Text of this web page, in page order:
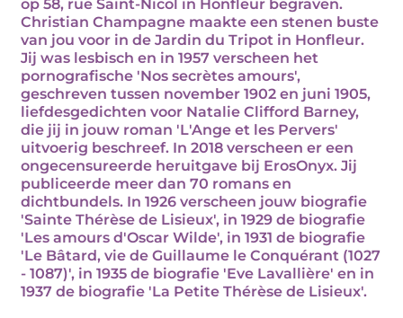
op 58, rue Saint-Nicol in Honfleur begraven.
Christian Champagne maakte een stenen buste
van jou voor in de Jardin du Tripot in Honfleur.
Jij was lesbisch en in 1957 verscheen het
pornografische 'Nos secrètes amours',
geschreven tussen november 1902 en juni 1905,
liefdesgedichten voor Natalie Clifford Barney,
die jij in jouw roman 'L'Ange et les Pervers'
uitvoerig beschreef. In 2018 verscheen er een
ongecensureerde heruitgave bij ErosOnyx. Jij
publiceerde meer dan 70 romans en
dichtbundels. In 1926 verscheen jouw biografie
'Sainte Thérèse de Lisieux', in 1929 de biografie
'Les amours d'Oscar Wilde', in 1931 de biografie
'Le Bâtard, vie de Guillaume le Conquérant (1027
- 1087)', in 1935 de biografie 'Eve Lavallière' en in
1937 de biografie 'La Petite Thérèse de Lisieux'.